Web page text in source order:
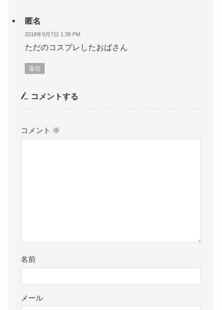
匿名
2018年9月7日 1:39 PM
ただのコスプレしたおばさん
返信
コメントする
コメント ※
名前
メール